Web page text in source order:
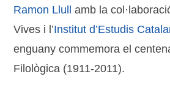
Ramon Llull
amb la
Vives i l’Institut d’Estudis
enguany commemora el
Filològica (1911-2011).